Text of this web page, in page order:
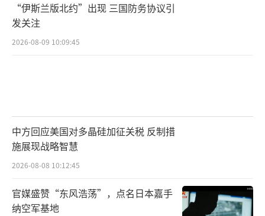
“伊斯兰版北约”出现 三国防务协议引
发关注
2026-08-09 10:09:45
中方回应美国对多晶硅加征关税 反制措
施展现战略智慧
2026-08-08 10:12:45
官媒盛赞“东风浩荡”，点名日本嘉手
纳空军基地